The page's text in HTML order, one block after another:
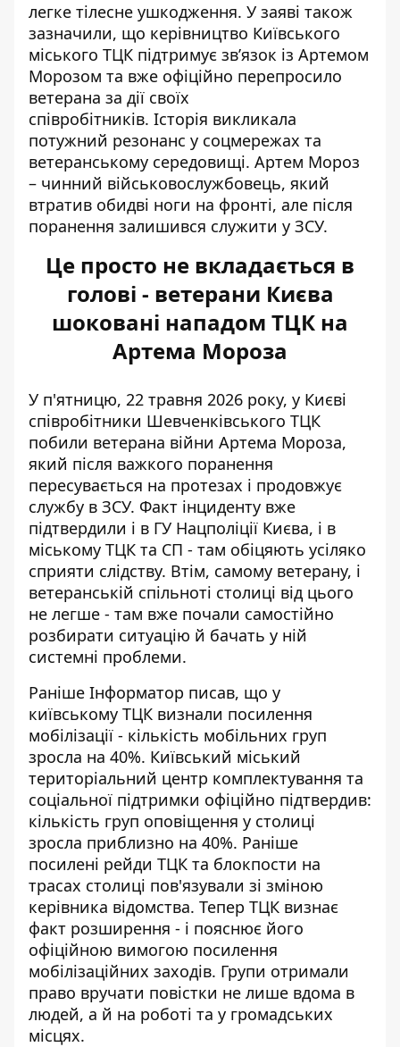
легке тілесне ушкодження. У заяві також
зазначили, що керівництво Київського
міського ТЦК підтримує зв’язок із Артемом
Морозом та вже офіційно перепросило
ветерана за дії своїх
співробітників. Історія викликала
потужний резонанс у соцмережах та
ветеранському середовищі. Артем Мороз
– чинний військовослужбовець, який
втратив обидві ноги на фронті, але після
поранення залишився служити у ЗСУ.
Це просто не вкладається в
голові - ветерани Києва
шоковані нападом ТЦК на
Артема Мороза
У п'ятницю, 22 травня 2026 року, у Києві
співробітники Шевченківського ТЦК
побили ветерана війни Артема Мороза,
який після важкого поранення
пересувається на протезах і продовжує
службу в ЗСУ. Факт інциденту вже
підтвердили і в ГУ Нацполіції Києва, і в
міському ТЦК та СП - там обіцяють усіляко
сприяти слідству. Втім, самому ветерану, і
ветеранській спільноті столиці від цього
не легше - там вже почали самостійно
розбирати ситуацію й бачать у ній
системні проблеми.
Раніше Інформатор писав, що у
київському ТЦК визнали посилення
мобілізації - кількість мобільних груп
зросла на 40%. Київський міський
територіальний центр комплектування та
соціальної підтримки офіційно підтвердив:
кількість груп оповіщення у столиці
зросла приблизно на 40%. Раніше
посилені рейди ТЦК та блокпости на
трасах столиці пов'язували зі зміною
керівника відомства. Тепер ТЦК визнає
факт розширення - і пояснює його
офіційною вимогою посилення
мобілізаційних заходів. Групи отримали
право вручати повістки не лише вдома в
людей, а й на роботі та у громадських
місцях.